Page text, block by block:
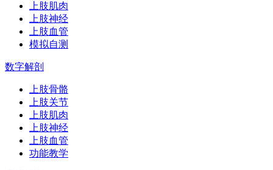
上肢肌肉
上肢神经
上肢血管
模拟自测
数字解剖
上肢骨骼
上肢关节
上肢肌肉
上肢神经
上肢血管
功能教学